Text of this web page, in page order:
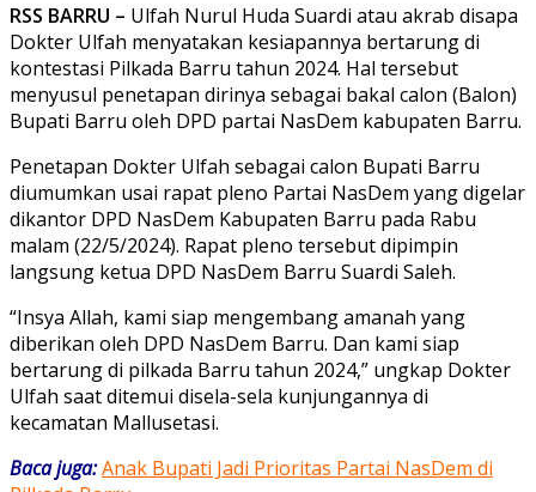
RSS BARRU – Ulfah Nurul Huda Suardi atau akrab disapa
Dokter Ulfah menyatakan kesiapannya bertarung di
kontestasi Pilkada Barru tahun 2024. Hal tersebut
menyusul penetapan dirinya sebagai bakal calon (Balon)
Bupati Barru oleh DPD partai NasDem kabupaten Barru.
Penetapan Dokter Ulfah sebagai calon Bupati Barru
diumumkan usai rapat pleno Partai NasDem yang digelar
dikantor DPD NasDem Kabupaten Barru pada Rabu
malam (22/5/2024). Rapat pleno tersebut dipimpin
langsung ketua DPD NasDem Barru Suardi Saleh.
“Insya Allah, kami siap mengembang amanah yang
diberikan oleh DPD NasDem Barru. Dan kami siap
bertarung di pilkada Barru tahun 2024,” ungkap Dokter
Ulfah saat ditemui disela-sela kunjungannya di
kecamatan Mallusetasi.
Baca juga:Anak Bupati Jadi Prioritas Partai NasDem di